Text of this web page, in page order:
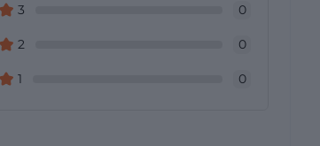
3 0
2 0
1 0